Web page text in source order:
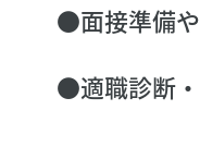
●面接準備
●適職診断・